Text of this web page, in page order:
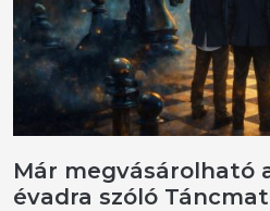
Már megvásárolható
évadra szóló